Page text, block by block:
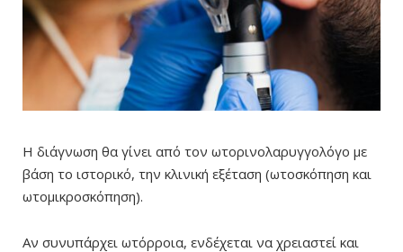
Η διάγνωση θα γίνει από τον ωτορινολαρυγγολόγο με
βάση το ιστορικό, την κλινική εξέταση (ωτοσκόπηση και
ωτομικροσκόπηση).
Αν συνυπάρχει ωτόρροια, ενδέχεται να χρειαστεί και